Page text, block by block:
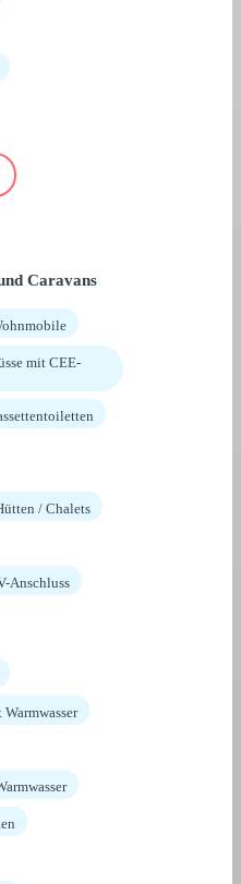
Caravans
mit CEE-
/ Chalets
Anschluss